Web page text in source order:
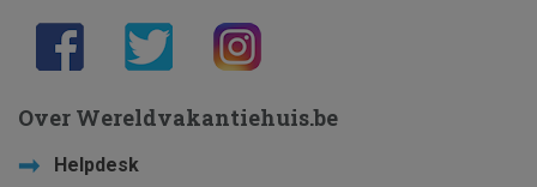
Over Wereldvakantiehuis.be
Helpdesk